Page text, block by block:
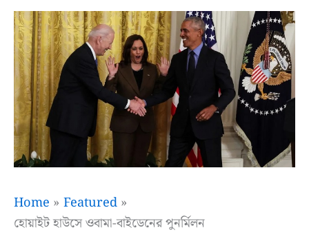
Home
Featured
হোয়াইট হাউসে ওবামা-বাইডেনের পুনর্মিলন